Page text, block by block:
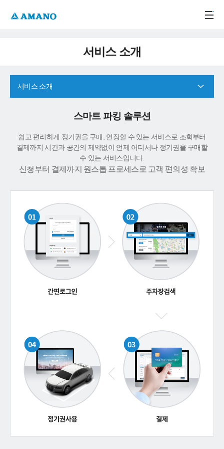
서비스 소개
서비스 소개
스마트 파킹 솔루션
쉽고 편리하게 정기권을 구매, 연장할 수 있는 서비스로 조회부터
결제까지 시간과 공간의 제약없이 언제 어디서나 정기권을 구매할
수 있는 서비스입니다.
신청부터 결제까지 원스톱 프로세스로 고객 편의성 확보